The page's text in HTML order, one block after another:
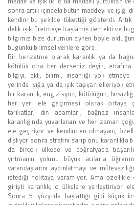
sonra artık içindeki bütün maddeyi ve ışığı
kendini bu şekilde tükettiği gösterdi.
delik ışık üretmeye başlamış demekti ve
bilgimiz bize durumun aynen böyle
bugünkü bilimsel verilere göre.
Bir benzetme olarak karanlık ya da
kötülük ona her derseniz deyin, etrafına
bilgiyi, aklı, bilimi, insanlığı yok etmeye
yerinde ışığa ya da ışık taşıyan elleriyok
bir karanlık, engizisyon, kötülüğün,
her yeri ele geçirmesi olarak ortaya
tarikatlar, din adamları, bağnaz
karanlığında yuvarlanan ve her zaman
ele geçiriyor ve kendinden olmayanı,
dışlıyor sonra etrafını sarıp onu karanlıkla
da birçok ülkede ve coğrafyada
yırtmanın yolunu büyük acılarla
vatandaşlarını aydınlatmayı ve
istediği noktaya varamıyor. Ama
girişti karanlık, o ülkelere yerleştiriyor
Sonra 5. yüzyılda başlattığı gibi küçük